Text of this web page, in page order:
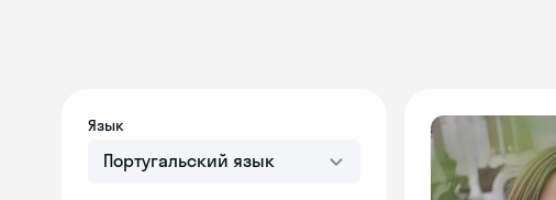
Язык
Португальский язык